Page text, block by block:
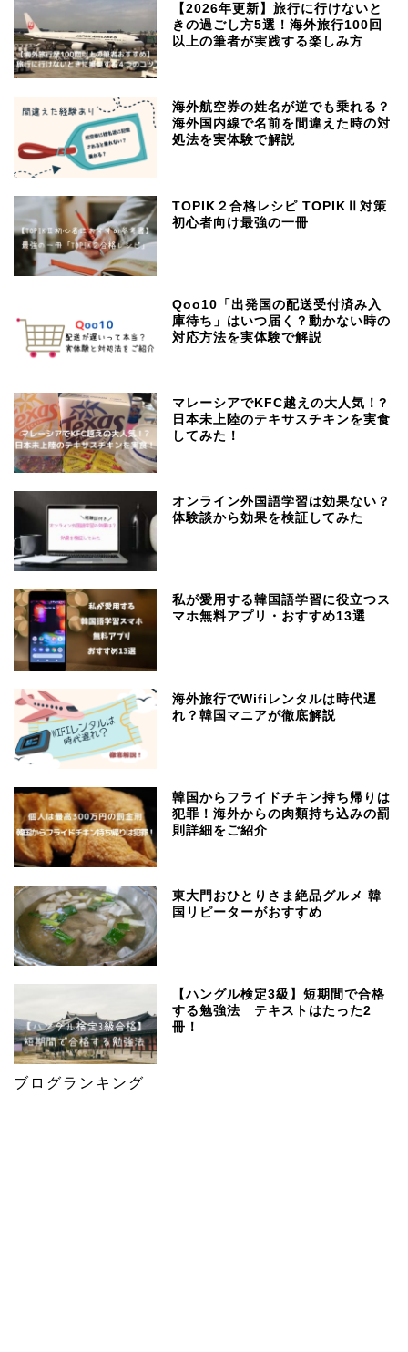
【2026年更新】旅行に行けないと
きの過ごし方5選！海外旅行100回
以上の筆者が実践する楽しみ方
海外航空券の姓名が逆でも乗れる？
海外国内線で名前を間違えた時の対
処法を実体験で解説
TOPIK２合格レシピ TOPIKⅡ対策
初心者向け最強の一冊
Qoo10「出発国の配送受付済み入
庫待ち」はいつ届く？動かない時の
対応方法を実体験で解説
マレーシアでKFC越えの大人気！?
日本未上陸のテキサスチキンを実食
してみた！
オンライン外国語学習は効果ない？
体験談から効果を検証してみた
私が愛用する韓国語学習に役立つス
マホ無料アプリ・おすすめ13選
海外旅行でWifiレンタルは時代遅
れ？韓国マニアが徹底解説
韓国からフライドチキン持ち帰りは
犯罪！海外からの肉類持ち込みの罰
則詳細をご紹介
東大門おひとりさま絶品グルメ 韓
国リピーターがおすすめ
【ハングル検定3級】短期間で合格
する勉強法 テキストはたった2
冊！
ブログランキング